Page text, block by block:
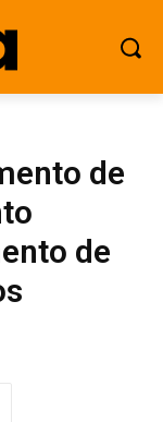
de
de